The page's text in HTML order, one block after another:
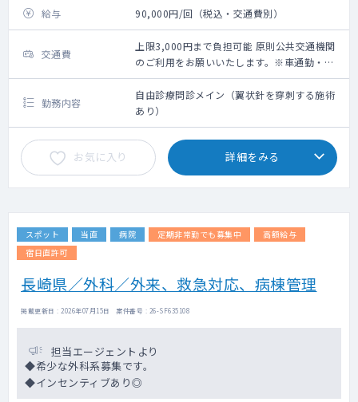
給与 90,000円/回（税込・交通費別）
交通費
上限3,000円まで負担可能 原則公共交通機関
のご利用をお願いいたします。※車通勤・タ
クシー利用要相談
勤務内容
自由診療問診メイン（翼状針を穿刺する施術
あり）
お気に入り 詳細をみる
スポット 当直 病院 定期非常勤でも募集中
高額給与
宿日直許可
長崎県／外科／外来、救急対応、病棟管理
掲載更新日 : 2026年07月15日 案件番号 : 26-SF635108
担当エージェントより
◆希少な外科系募集です。
◆インセンティブあり◎